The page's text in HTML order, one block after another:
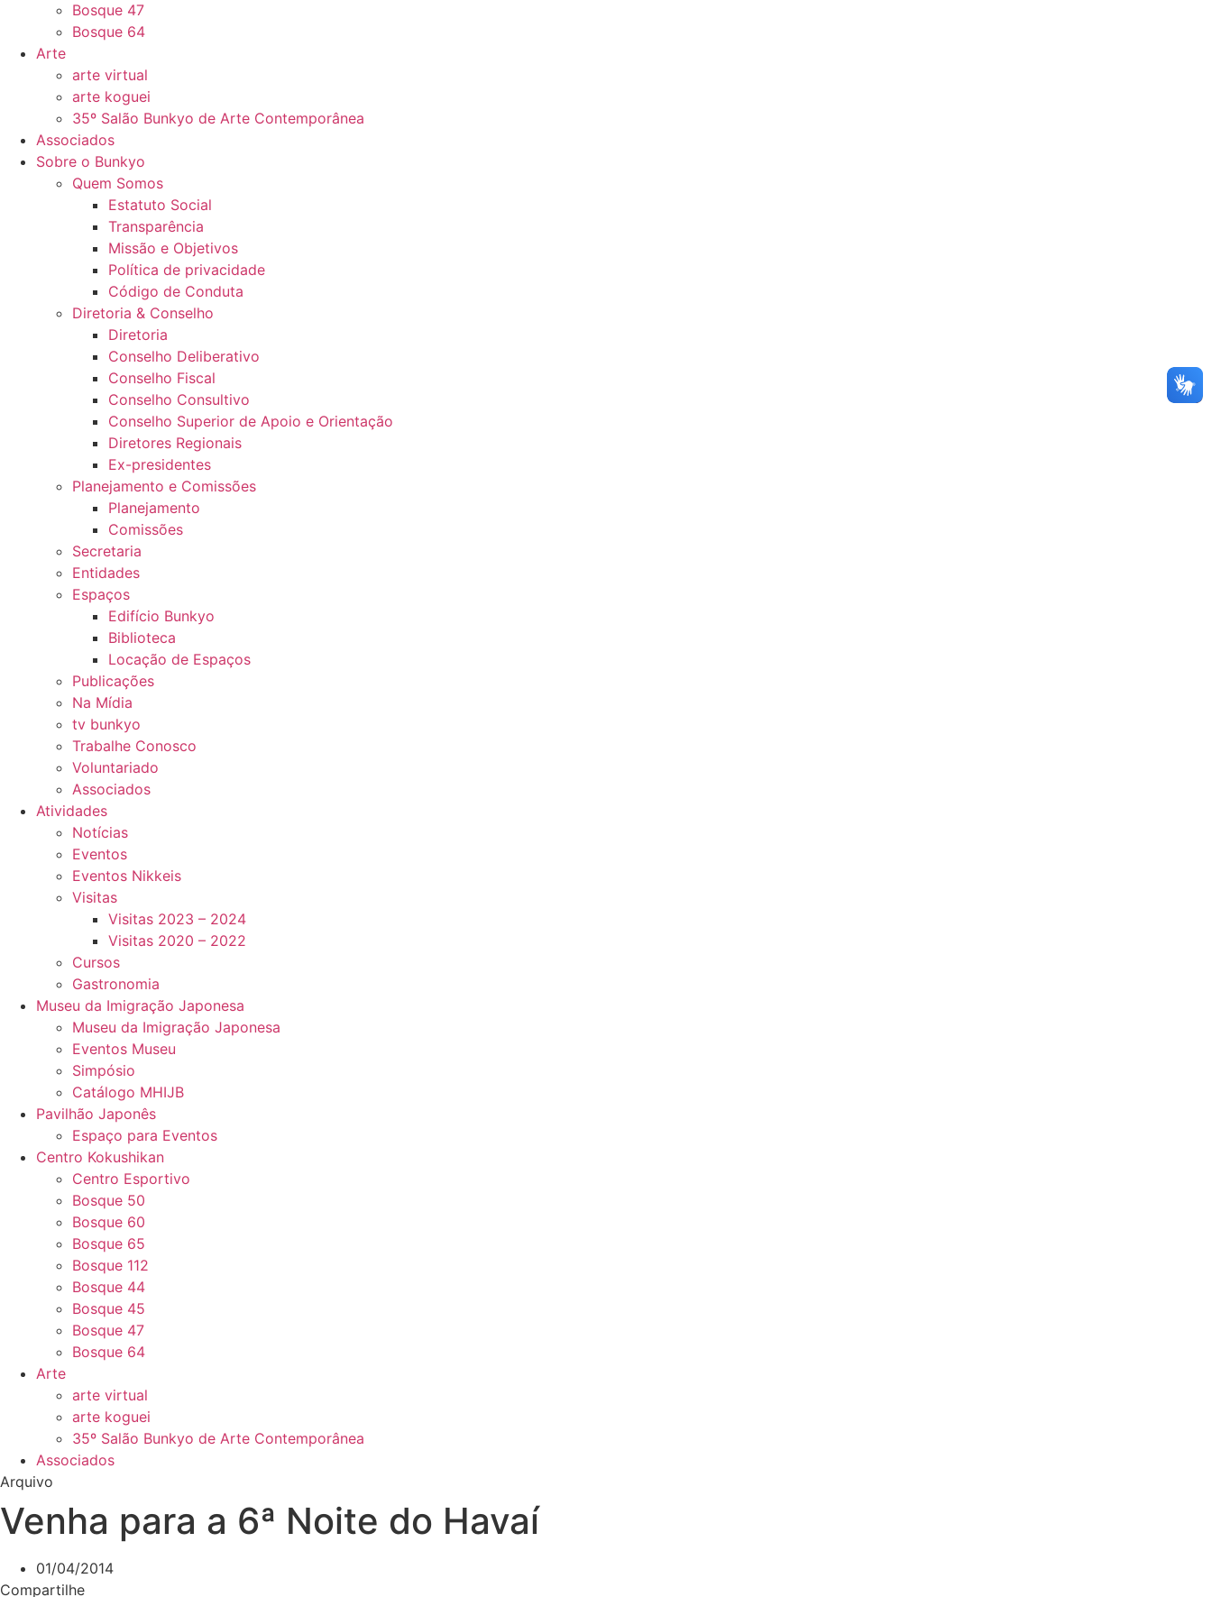
Bosque 47
Bosque 64
Arte
arte virtual
arte koguei
35º Salão Bunkyo de Arte Contemporânea
Associados
Sobre o Bunkyo
Quem Somos
Estatuto Social
Transparência
Missão e Objetivos
Política de privacidade
Código de Conduta
Diretoria & Conselho
Diretoria
Conselho Deliberativo
Conselho Fiscal
Conselho Consultivo
Conselho Superior de Apoio e Orientação
Diretores Regionais
Ex-presidentes
Planejamento e Comissões
Planejamento
Comissões
Secretaria
Entidades
Espaços
Edifício Bunkyo
Biblioteca
Locação de Espaços
Publicações
Na Mídia
tv bunkyo
Trabalhe Conosco
Voluntariado
Associados
Atividades
Notícias
Eventos
Eventos Nikkeis
Visitas
Visitas 2023 – 2024
Visitas 2020 – 2022
Cursos
Gastronomia
Museu da Imigração Japonesa
Museu da Imigração Japonesa
Eventos Museu
Simpósio
Catálogo MHIJB
Pavilhão Japonês
Espaço para Eventos
Centro Kokushikan
Centro Esportivo
Bosque 50
Bosque 60
Bosque 65
Bosque 112
Bosque 44
Bosque 45
Bosque 47
Bosque 64
Arte
arte virtual
arte koguei
35º Salão Bunkyo de Arte Contemporânea
Associados
Arquivo
Venha para a 6ª Noite do Havaí
01/04/2014
Compartilhe